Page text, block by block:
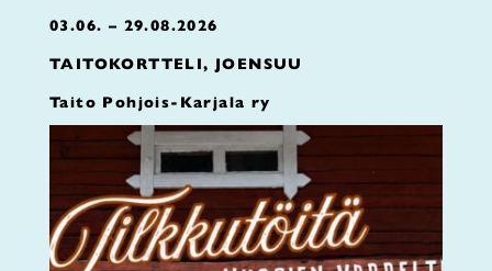
03.06. – 29.08.2026
TAITOKORTTELI, JOENSUU
Taito Pohjois-Karjala ry